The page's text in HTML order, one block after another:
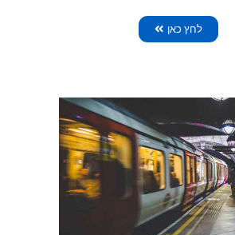
לחץ כאן